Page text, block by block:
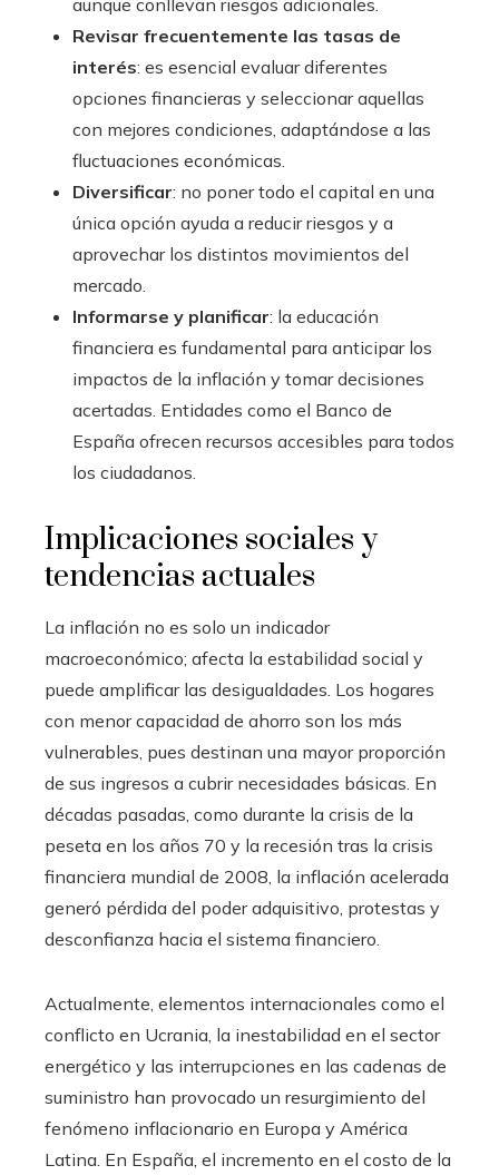
aunque conllevan riesgos adicionales.
Revisar frecuentemente las tasas de
interés: es esencial evaluar diferentes
opciones financieras y seleccionar aquellas
con mejores condiciones, adaptándose a las
fluctuaciones económicas.
Diversificar: no poner todo el capital en una
única opción ayuda a reducir riesgos y a
aprovechar los distintos movimientos del
mercado.
Informarse y planificar: la educación
financiera es fundamental para anticipar los
impactos de la inflación y tomar decisiones
acertadas. Entidades como el Banco de
España ofrecen recursos accesibles para todos
los ciudadanos.
Implicaciones sociales y
tendencias actuales
La inflación no es solo un indicador
macroeconómico; afecta la estabilidad social y
puede amplificar las desigualdades. Los hogares
con menor capacidad de ahorro son los más
vulnerables, pues destinan una mayor proporción
de sus ingresos a cubrir necesidades básicas. En
décadas pasadas, como durante la crisis de la
peseta en los años 70 y la recesión tras la crisis
financiera mundial de 2008, la inflación acelerada
generó pérdida del poder adquisitivo, protestas y
desconfianza hacia el sistema financiero.
Actualmente, elementos internacionales como el
conflicto en Ucrania, la inestabilidad en el sector
energético y las interrupciones en las cadenas de
suministro han provocado un resurgimiento del
fenómeno inflacionario en Europa y América
Latina. En España, el incremento en el costo de la